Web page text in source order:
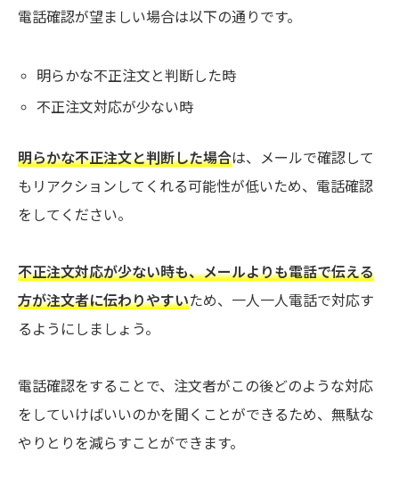
電話確認が望ましい場合は以下の通りです。
明らかな不正注文と判断した時
不正注文対応が少ない時
明らかな不正注文と判断した場合は、メールで確認して
もリアクションしてくれる可能性が低いため、電話確認
をしてください。
不正注文対応が少ない時も、メールよりも電話で伝える
方が注文者に伝わりやすいため、一人一人電話で対応す
るようにしましょう。
電話確認をすることで、注文者がこの後どのような対応
をしていけばいいのかを聞くことができるため、無駄な
やりとりを減らすことができます。